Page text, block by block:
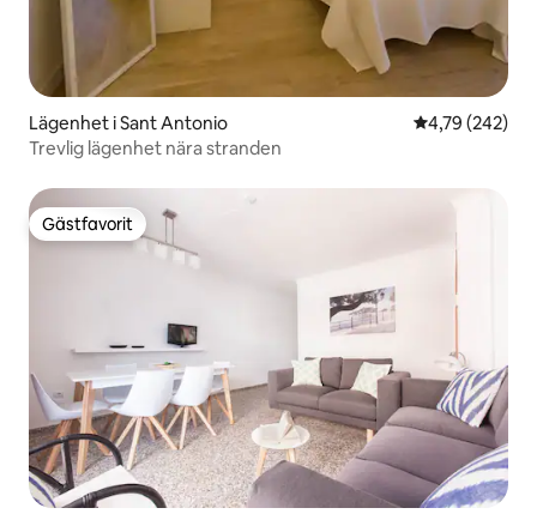
Lägenhet i Sant Antonio 4,79 av 5 i
4,79 (242)
Trevlig lägenhet nära stranden
Gästfavorit
Gästfavorit